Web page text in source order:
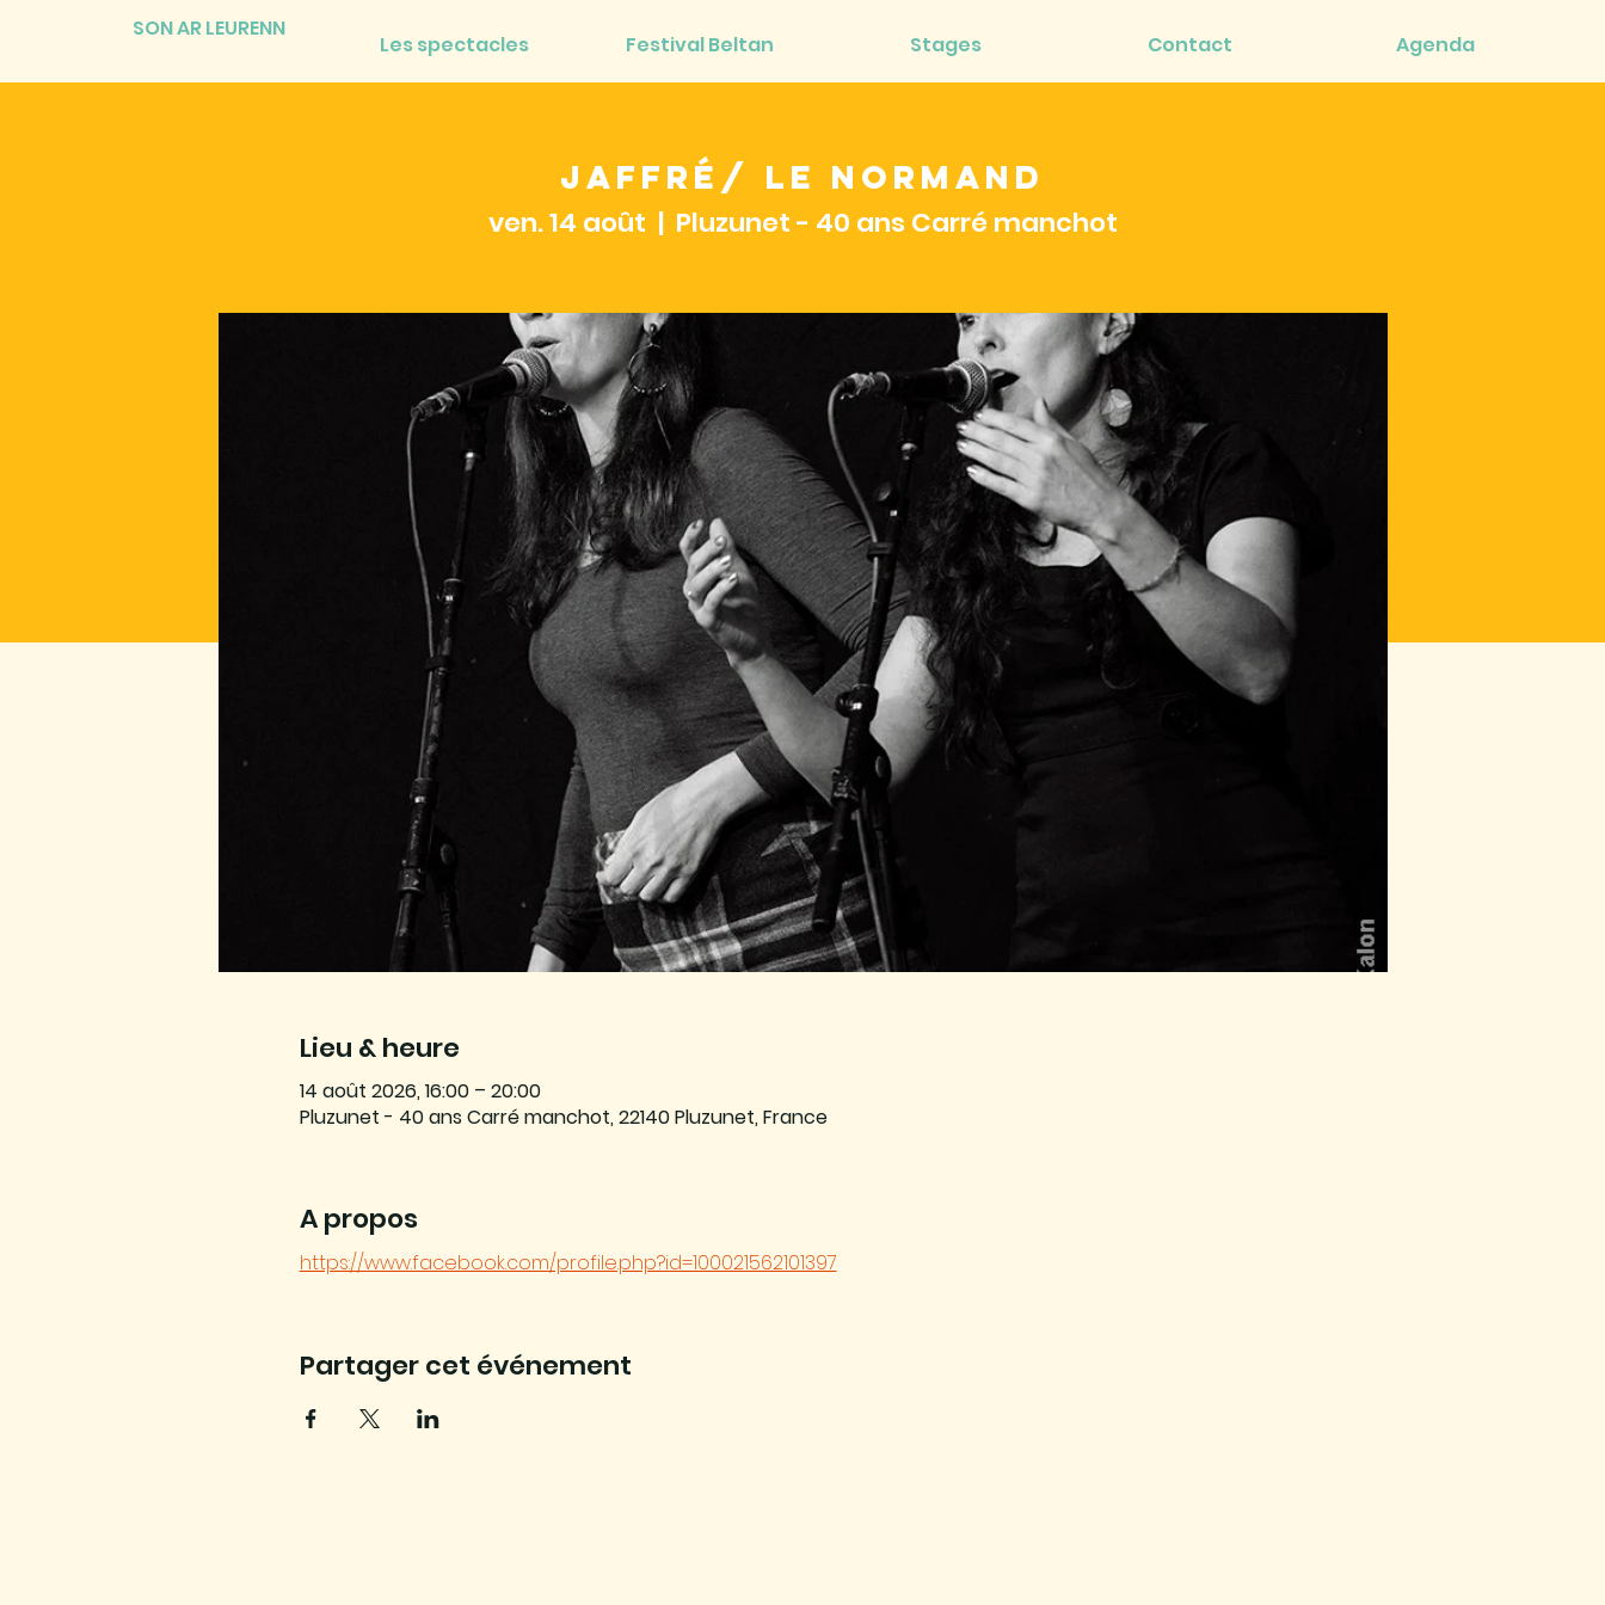
SON AR LEURENN
Les spectacles Festival Beltan Stages Contact Agenda
Jaffré/ Le Normand
ven. 14 août
  |
Pluzunet - 40 ans Carré manchot
Lieu & heure
14 août 2026, 16:00 – 20:00
Pluzunet - 40 ans Carré manchot, 22140 Pluzunet, France
A propos
https://www.facebook.com/profile.php?id=100021562101397
Partager cet événement